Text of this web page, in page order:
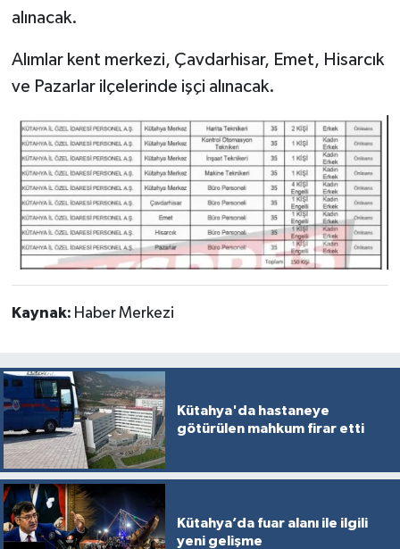
alınacak.
Alımlar kent merkezi, Çavdarhisar, Emet, Hisarcık
ve Pazarlar ilçelerinde işçi alınacak.
Kaynak: Haber Merkezi
Kütahya'da hastaneye
götürülen mahkum firar etti
Kütahya’da fuar alanı ile ilgili
yeni gelişme